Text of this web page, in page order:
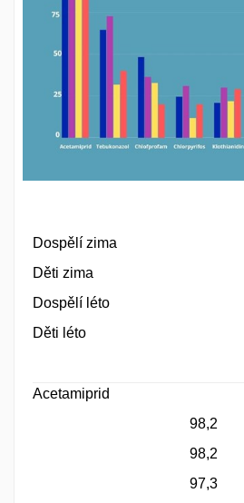
Dospělí zima
Děti zima
Dospělí léto
Děti léto
Acetamiprid
98,2
98,2
97,3